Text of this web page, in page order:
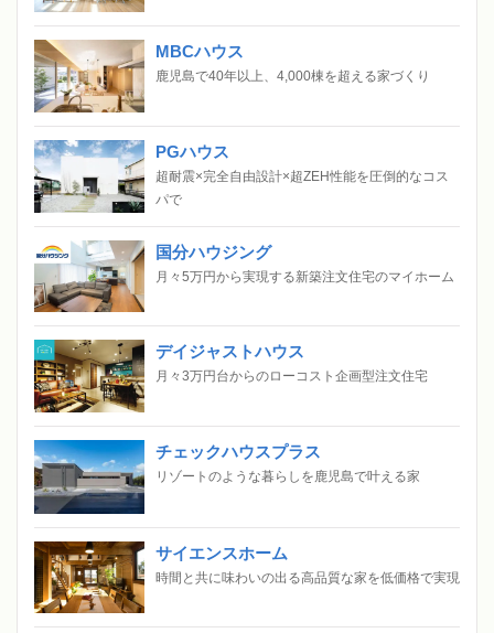
MBCハウス
鹿児島で40年以上、4,000棟を超える家づくり
PGハウス
超耐震×完全自由設計×超ZEH性能を圧倒的なコス
パで
国分ハウジング
月々5万円から実現する新築注文住宅のマイホーム
デイジャストハウス
月々3万円台からのローコスト企画型注文住宅
チェックハウスプラス
リゾートのような暮らしを鹿児島で叶える家
サイエンスホーム
時間と共に味わいの出る高品質な家を低価格で実現